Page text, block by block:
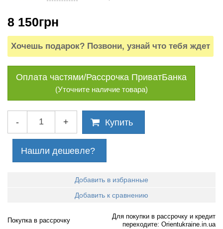
8 150грн
Хочешь подарок? Позвони, узнай что тебя ждет
Оплата частями/Рассрочка ПриватБанка
(Уточните наличие товара)
- + Купить
Нашли дешевле?
Добавить в избранные
Добавить к сравнению
Покупка в рассрочку
Для покупки в рассрочку и кредит
переходите: Orientukraine.in.ua